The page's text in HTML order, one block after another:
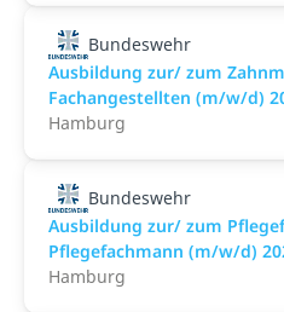
Bundeswehr
Ausbildung zur/ zum
Fachangestellten (m/w/d)
Hamburg
Bundeswehr
Ausbildung zur/ zum
Pflegefachmann (m/w/d)
Hamburg